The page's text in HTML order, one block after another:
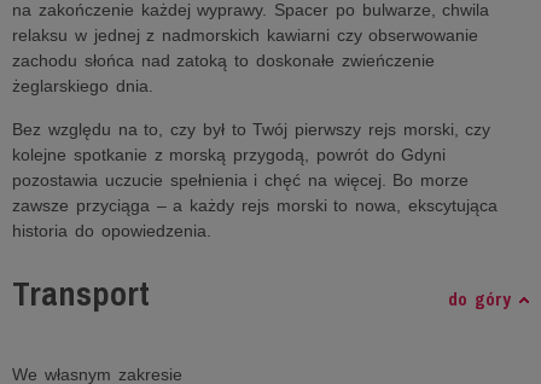
na zakończenie każdej wyprawy. Spacer po bulwarze, chwila
relaksu w jednej z nadmorskich kawiarni czy obserwowanie
zachodu słońca nad zatoką to doskonałe zwieńczenie
żeglarskiego dnia.
Bez względu na to, czy był to Twój pierwszy rejs morski, czy
kolejne spotkanie z morską przygodą, powrót do Gdyni
pozostawia uczucie spełnienia i chęć na więcej. Bo morze
zawsze przyciąga – a każdy rejs morski to nowa, ekscytująca
historia do opowiedzenia.
Transport do góry
We własnym zakresie